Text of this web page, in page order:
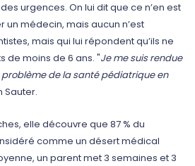
urgences. On lui dit que ce n’en est
un médecin, mais aucun n’est
mais qui lui répondent qu’ils ne
de moins de 6 ans. "Je me suis rendue
de la santé pédiatrique en
Sauter.
elle découvre que 87 % du
comme un désert médical
un parent met 3 semaines et 3